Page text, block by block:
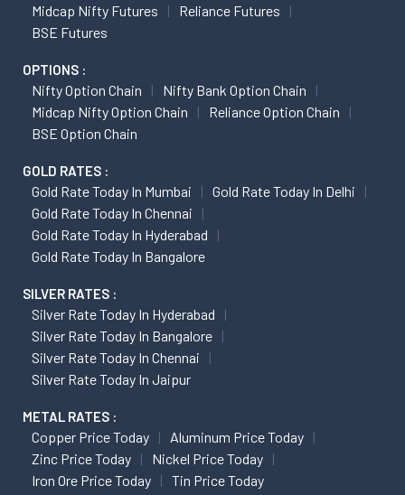
Midcap Nifty Futures
Reliance Futures
BSE Futures
OPTIONS :
Nifty Option Chain
Nifty Bank Option Chain
Midcap Nifty Option Chain
Reliance Option Chain
BSE Option Chain
GOLD RATES :
Gold Rate Today In Mumbai
Gold Rate Today In Delhi
Gold Rate Today In Chennai
Gold Rate Today In Hyderabad
Gold Rate Today In Bangalore
SILVER RATES :
Silver Rate Today In Hyderabad
Silver Rate Today In Bangalore
Silver Rate Today In Chennai
Silver Rate Today In Jaipur
METAL RATES :
Copper Price Today
Aluminum Price Today
Zinc Price Today
Nickel Price Today
Iron Ore Price Today
Tin Price Today